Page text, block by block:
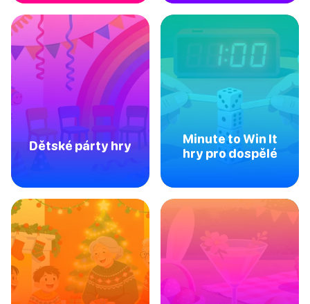
Dětské párty hry
Minute to Win It
hry pro dospělé